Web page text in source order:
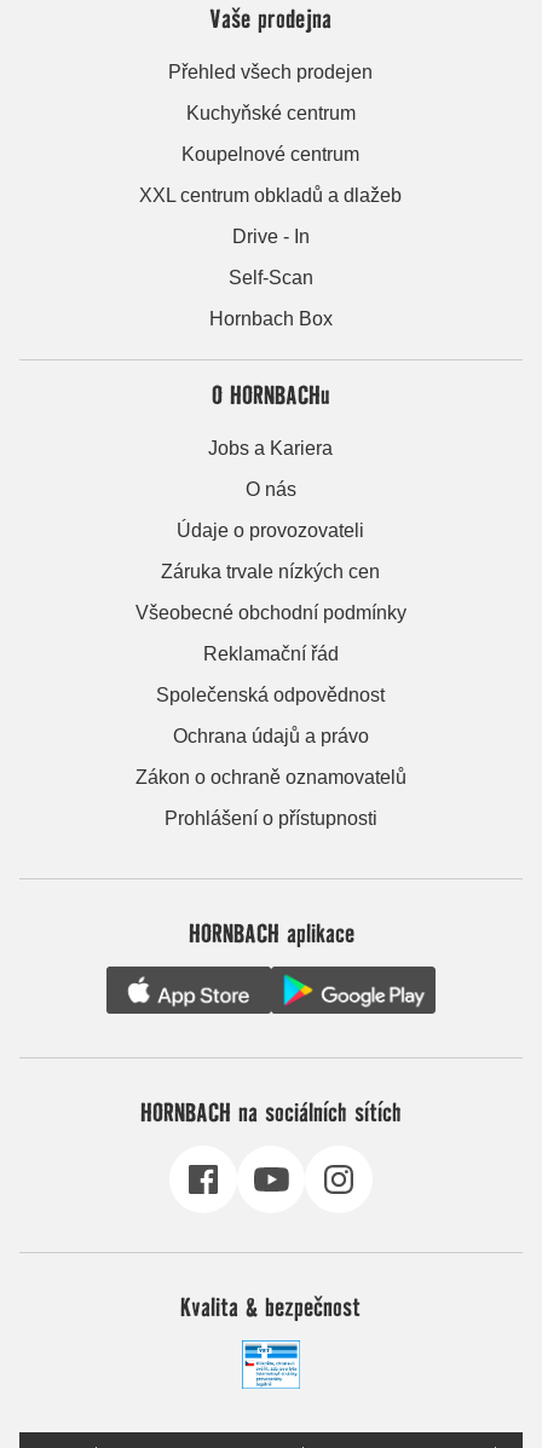
Vaše prodejna
Přehled všech prodejen
Kuchyňské centrum
Koupelnové centrum
XXL centrum obkladů a dlažeb
Drive - In
Self-Scan
Hornbach Box
O HORNBACHu
Jobs a Kariera
O nás
Údaje o provozovateli
Záruka trvale nízkých cen
Všeobecné obchodní podmínky
Reklamační řád
Společenská odpovědnost
Ochrana údajů a právo
Zákon o ochraně oznamovatelů
Prohlášení o přístupnosti
HORNBACH aplikace
HORNBACH na sociálních sítích
Kvalita & bezpečnost